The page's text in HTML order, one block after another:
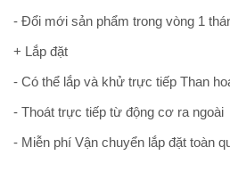
- Đổi mới sản phẩm trong vòng 1
+ Lắp đặt
- Có thể lắp và khử trực tiếp Than
- Thoát trực tiếp từ động cơ ra ngoài
- Miễn phí Vận chuyển lắp đặt toàn